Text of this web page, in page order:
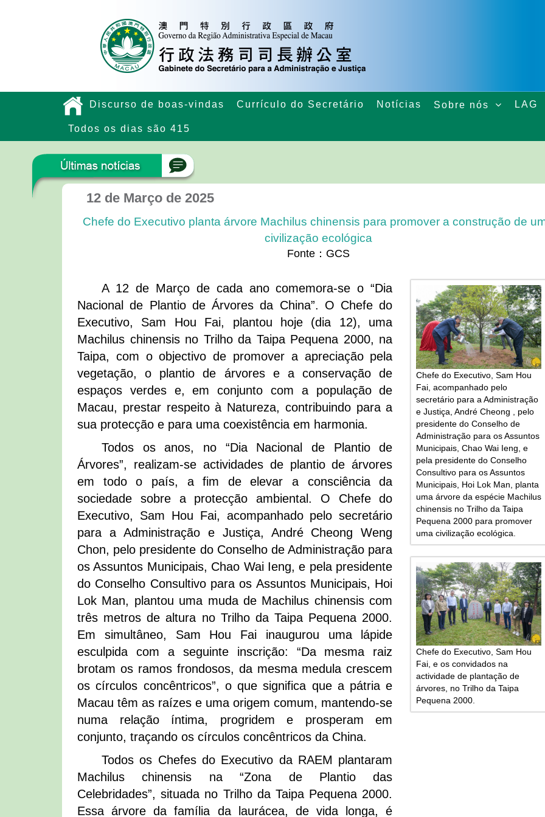
Discurso de boas-vindas Currículo do Secretário Notícias Sobre nós LAG
Todos os dias são 415
12 de Março de 2025
Chefe do Executivo planta árvore Machilus chinensis para promover a construção de
civilização ecológica
Fonte：GCS
A 12 de Março de cada ano comemora-se o “Dia
Nacional de Plantio de Árvores da China”. O Chefe do
Executivo, Sam Hou Fai, plantou hoje (dia 12), uma
Machilus chinensis no Trilho da Taipa Pequena 2000, na
Taipa, com o objectivo de promover a apreciação pela
vegetação, o plantio de árvores e a conservação de
espaços verdes e, em conjunto com a população de
Macau, prestar respeito à Natureza, contribuindo para a
sua protecção e para uma coexistência em harmonia.
Todos os anos, no “Dia Nacional de Plantio de
Árvores”, realizam-se actividades de plantio de árvores
em todo o país, a fim de elevar a consciência da
sociedade sobre a protecção ambiental. O Chefe do
Executivo, Sam Hou Fai, acompanhado pelo secretário
para a Administração e Justiça, André Cheong Weng
Chon, pelo presidente do Conselho de Administração para
os Assuntos Municipais, Chao Wai Ieng, e pela presidente
do Conselho Consultivo para os Assuntos Municipais, Hoi
Lok Man, plantou uma muda de Machilus chinensis com
três metros de altura no Trilho da Taipa Pequena 2000.
Em simultâneo, Sam Hou Fai inaugurou uma lápide
esculpida com a seguinte inscrição: “Da mesma raiz
brotam os ramos frondosos, da mesma medula crescem
os círculos concêntricos”, o que significa que a pátria e
Macau têm as raízes e uma origem comum, mantendo-se
numa relação íntima, progridem e prosperam em
conjunto, traçando os círculos concêntricos da China.
Todos os Chefes do Executivo da RAEM plantaram
Machilus chinensis na “Zona de Plantio das
Celebridades”, situada no Trilho da Taipa Pequena 2000.
Essa árvore da família da laurácea, de vida longa, é
Chefe do Executivo, Sam Hou
Fai, acompanhado pelo
secretário para a Administração
e Justiça, André Cheong , pelo
presidente do Conselho de
Administração para os Assuntos
Municipais, Chao Wai Ieng, e
pela presidente do Conselho
Consultivo para os Assuntos
Municipais, Hoi Lok Man, planta
uma árvore da espécie Machilus
chinensis no Trilho da Taipa
Pequena 2000 para promover
uma civilização ecológica.
Chefe do Executivo, Sam Hou
Fai, e os convidados na
actividade de plantação de
árvores, no Trilho da Taipa
Pequena 2000.